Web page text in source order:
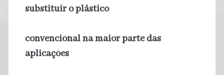
substituir o plástico
convencional na maior parte das
aplicações